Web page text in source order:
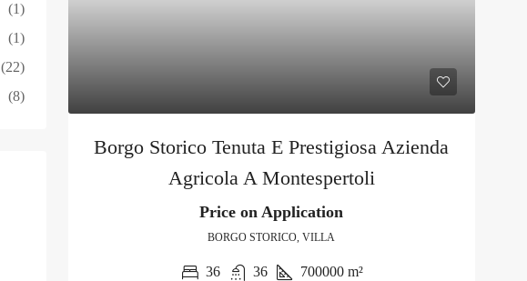
Borgo Storico Tenuta E Prestigiosa Azienda
Agricola A Montespertoli
Price on Application
BORGO STORICO, VILLA
36 36 700000 m²
(1)
(1)
(22)
(8)